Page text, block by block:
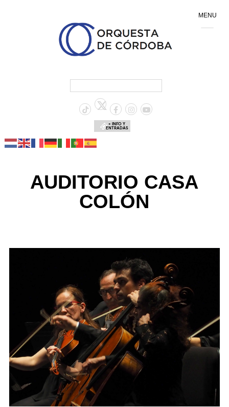
+ INFO Y
ENTRADAS
AUDITORIO CASA
COLÓN
MENU